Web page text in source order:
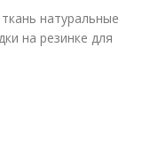
натуральные
на резинке для